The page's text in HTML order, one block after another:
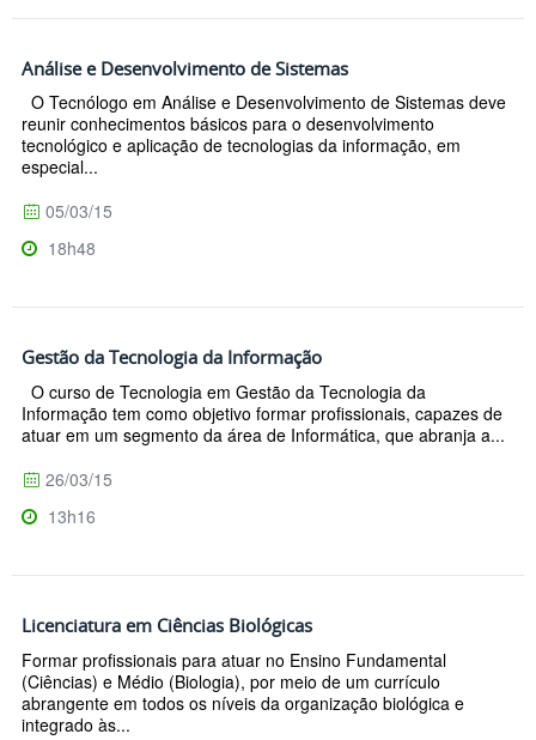
Análise e Desenvolvimento de Sistemas
O Tecnólogo em Análise e Desenvolvimento de Sistemas deve
reunir conhecimentos básicos para o desenvolvimento
tecnológico e aplicação de tecnologias da informação, em
especial...
05/03/15
18h48
Gestão da Tecnologia da Informação
O curso de Tecnologia em Gestão da Tecnologia da
Informação tem como objetivo formar profissionais, capazes de
atuar em um segmento da área de Informática, que abranja a...
26/03/15
13h16
Licenciatura em Ciências Biológicas
Formar profissionais para atuar no Ensino Fundamental
(Ciências) e Médio (Biologia), por meio de um currículo
abrangente em todos os níveis da organização biológica e
integrado às...